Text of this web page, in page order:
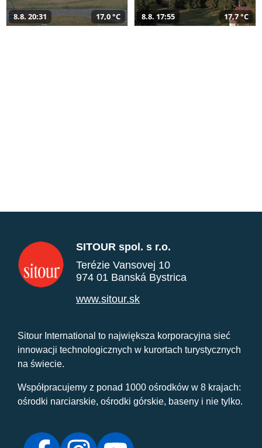
8.8. 20:31 17,0 °C 8.8. 17:55 17,7 °C
SITOUR spol. s r.o.
Terézie Vansovej 10
974 01 Banská Bystrica
www.sitour.sk
Sitour International to największa korporacyjna sieć
innowacji technologicznych w kurortach turystycznych
na świecie.
Współpracujemy z ponad 1000 ośrodków w 8 krajach:
ośrodki narciarskie, ośrodki górskie, baseny i nie tylko.